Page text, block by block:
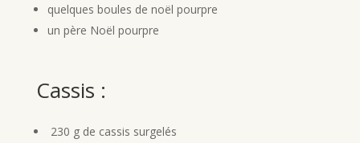
quelques boules de noël pourpre
un père Noël pourpre
Cassis :
230 g de cassis surgelés